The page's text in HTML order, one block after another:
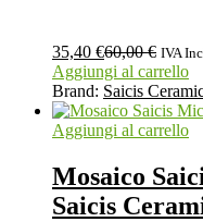
35,40 €60,00€ IVA
Aggiungi al carrello
Brand: Saicis
Aggiungi al carrello
Mosaico
Saicis